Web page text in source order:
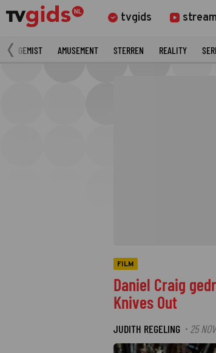
tvgids
GEMIST AMUSEMENT STERREN REALITY
FILM
Daniel Craig
Knives Out
JUDITH REGELING · 25